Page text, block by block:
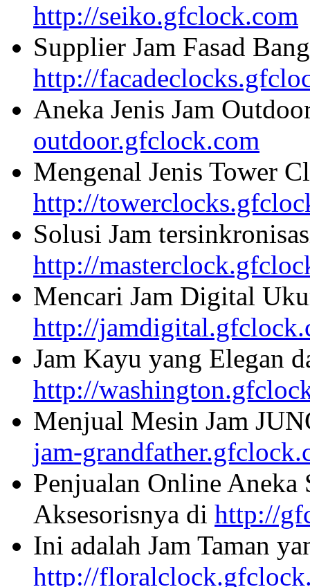
http://seiko.gfclock.com
Supplier Jam Fasad
http://
Aneka Jenis Jam
outdoor.gfclock.com
Mengenal Jenis Tower
http://
Solusi Jam
http://
Mencari Jam Digital
http://
Jam Kayu yang Elegan
http://
Menjual Mesin Jam
jam-
Penjualan Online Aneka
Aksesorisnya di http://
Ini adalah Jam Taman
http://